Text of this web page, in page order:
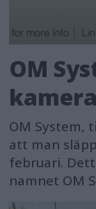
OM
OM System,
att man
februari.
namnet OM